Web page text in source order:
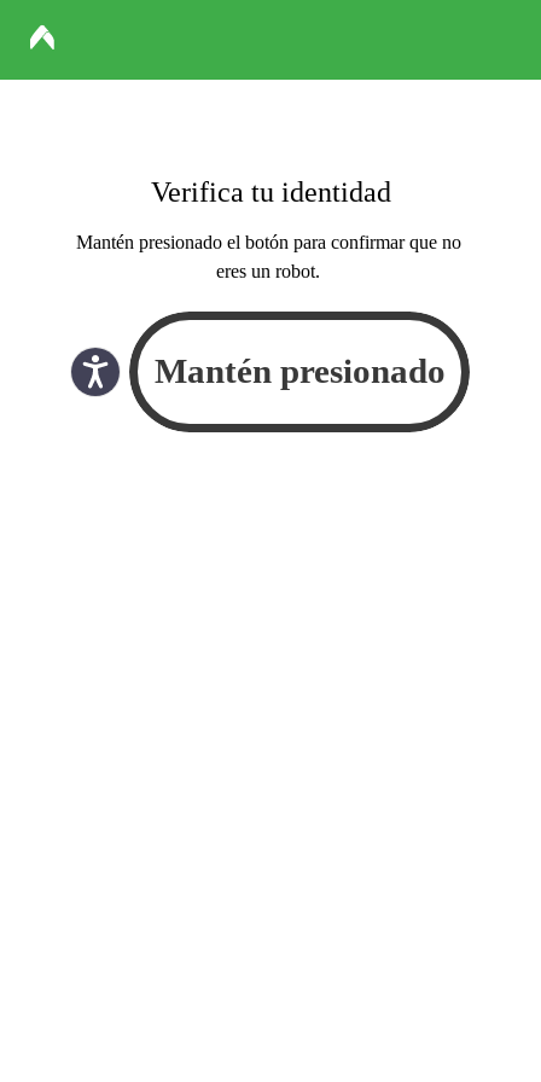
Verifica tu identidad
Mantén presionado el botón para confirmar que no
eres un robot.